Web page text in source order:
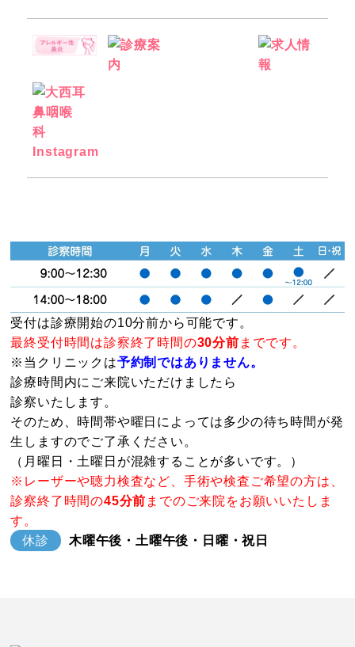
受付は診療開始の10分前から可能です。
最終受付時間は診察終了時間の30分前 までです。
※当クリニックは予約制ではありません。
診療時間内にご来院いただけましたら
診察いたします。
そのため、時間帯や曜日によっては多少の待ち時間が発
生しますのでご了承ください。
（月曜日・土曜日が混雑することが多いです。）
※レーザーや聴力検査など、手術や検査ご希望の方は、
診察終了時間の45分前 までのご来院をお願いいたしま
す。
休診
木曜午後・土曜午後・日曜・祝日